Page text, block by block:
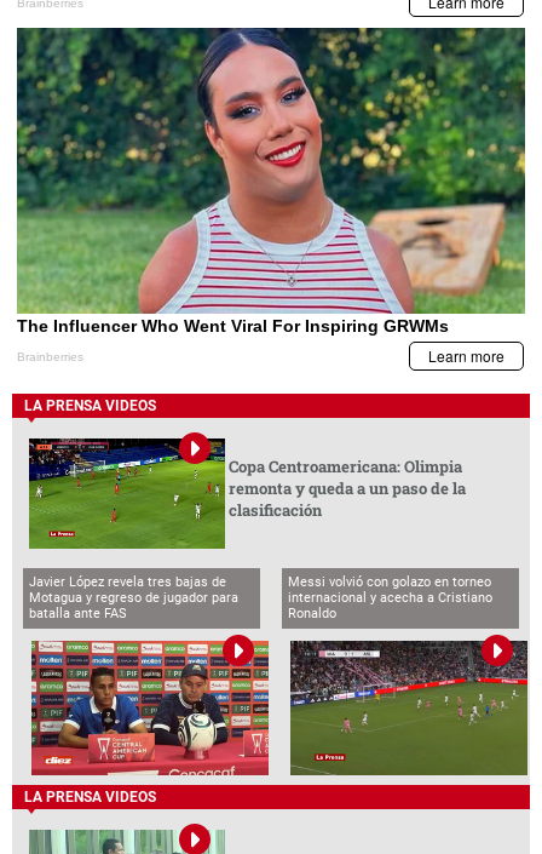
LA PRENSA VIDEOS
Copa Centroamericana: Olimpia
remonta y queda a un paso de la
clasificación
Javier López revela tres bajas de
Motagua y regreso de jugador para
batalla ante FAS
Messi volvió con golazo en torneo
internacional y acecha a Cristiano
Ronaldo
LA PRENSA VIDEOS